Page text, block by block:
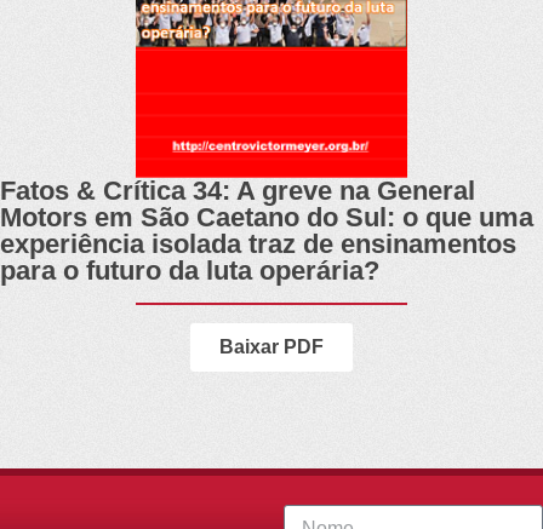
Fatos & Crítica 34: A greve na General
Motors em São Caetano do Sul: o que uma
experiência isolada traz de ensinamentos
para o futuro da luta operária?
Baixar PDF